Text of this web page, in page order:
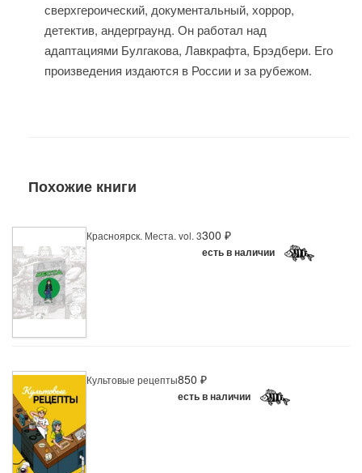
сверхгероический, документальный, хоррор,
детектив, андерграунд. Он работал над
адаптациями Булгакова, Лавкрафта, Брэдбери. Его
произведения издаются в России и за рубежом.
Похожие книги
Красноярск. Места. vol. 3300 ₽
есть в наличии
Культовые рецепты850 ₽
есть в наличии